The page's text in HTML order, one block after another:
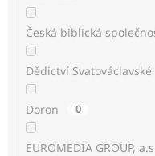
Česká biblická
Dědictví Svatováclavské
Doron 0
EUROMEDIA GROUP,